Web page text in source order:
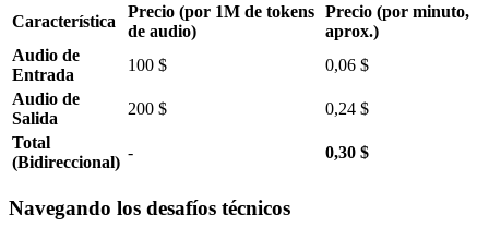
Característica
Precio (por 1M de tokens
de audio)
Precio (por minuto,
aprox.)
Audio de
Entrada
100 $
0,06 $
Audio de
Salida
200 $
0,24 $
Total
(Bidireccional)
- 0,30 $
Navegando los desafíos técnicos